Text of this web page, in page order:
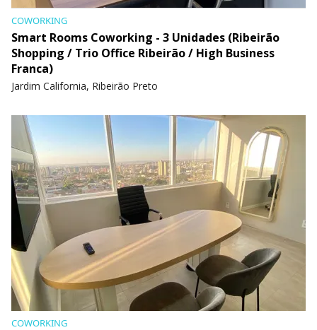
COWORKING
Smart Rooms Coworking - 3 Unidades (Ribeirão
Shopping / Trio Office Ribeirão / High Business
Franca)
Jardim California, Ribeirão Preto
COWORKING